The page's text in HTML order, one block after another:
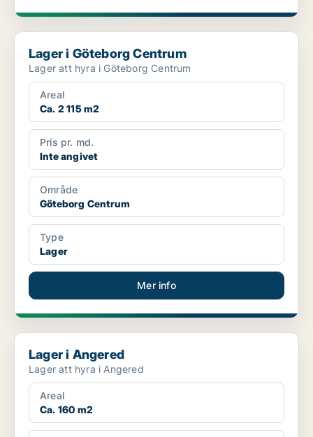
Lager i Göteborg Centrum
Lager i Göteborg Centrum
Lager att hyra i Göteborg Centrum
Areal
Ca. 2 115 m2
Pris pr. md.
Inte angivet
Område
Göteborg Centrum
Type
Lager
Mer info
Lager i Angered
Lager i Angered
Lager att hyra i Angered
Areal
Ca. 160 m2